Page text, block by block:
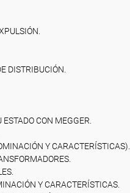
DISTRIBUCIÓN.
CON MEGGER.
Y CARACTERÍSTICAS).
Y CARACTERÍSTICAS.